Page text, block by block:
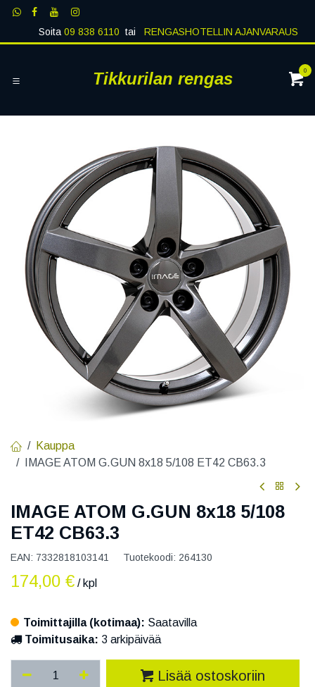
Siirry sisältöön
Soita09 838 6110 tai RENGASHOTELLIN AJANVARAUS
Tikkurilan rengas 0
Kauppa
IMAGE ATOM G.GUN 8x18 5/108 ET42 CB63.3
IMAGE ATOM G.GUN 8x18 5/108
ET42 CB63.3
EAN: 7332818103141 Tuotekoodi: 264130
174,00 € / kpl
Toimittajilla (kotimaa): Saatavilla
Toimitusaika: 3 arkipäivää
Lisää ostoskoriin